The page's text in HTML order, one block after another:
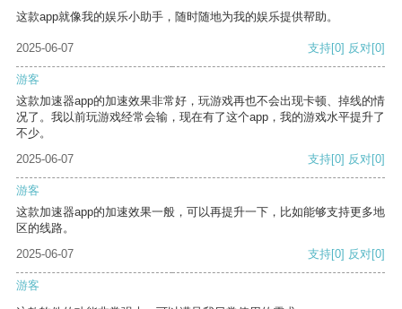
这款app就像我的娱乐小助手，随时随地为我的娱乐提供帮助。
2025-06-07 支持[0] 反对[0]
游客
这款加速器app的加速效果非常好，玩游戏再也不会出现卡顿、掉线的情
况了。我以前玩游戏经常会输，现在有了这个app，我的游戏水平提升了
不少。
2025-06-07
支持[0] 反对[0]
游客
这款加速器app的加速效果一般，可以再提升一下，比如能够支持更多地
区的线路。
2025-06-07
支持[0] 反对[0]
游客